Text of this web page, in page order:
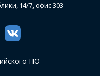
14/7, офис 303
ПО